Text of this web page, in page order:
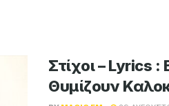
Στίχοι – Lyrics
Θυμίζουν